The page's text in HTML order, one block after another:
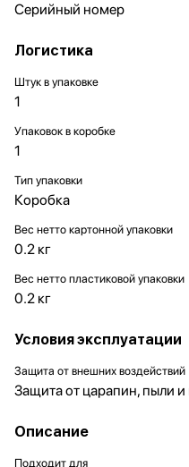
Серийный номер
Логистика
Штук в упаковке
1
Упаковок в коробке
1
Тип упаковки
Коробка
Вес нетто картонной упаковки
0.2 кг
Вес нетто пластиковой упаковки
0.2 кг
Условия эксплуатации
Защита от внешних воздействий
Защита от царапин, пыли
Описание
Подходит для